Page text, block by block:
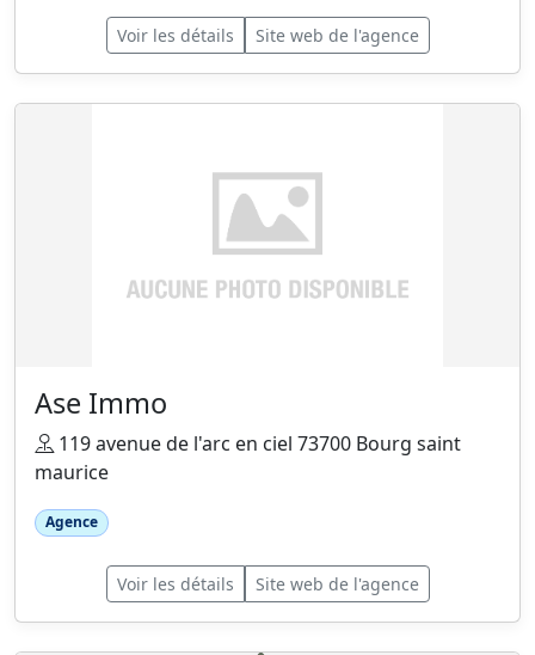
Voir les détails Site web de l'agence
Ase Immo
119 avenue de l'arc en ciel 73700 Bourg saint
maurice
Agence
Voir les détails Site web de l'agence